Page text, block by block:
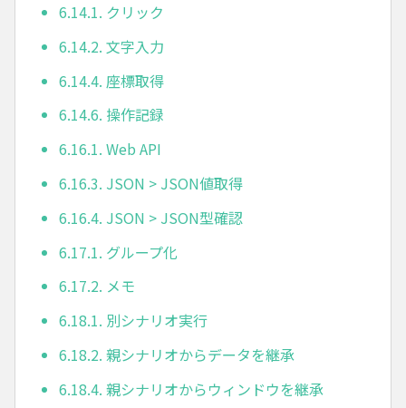
6.14.1. クリック
6.14.2. 文字入力
6.14.4. 座標取得
6.14.6. 操作記録
6.16.1. Web API
6.16.3. JSON > JSON値取得
6.16.4. JSON > JSON型確認
6.17.1. グループ化
6.17.2. メモ
6.18.1. 別シナリオ実行
6.18.2. 親シナリオからデータを継承
6.18.4. 親シナリオからウィンドウを継承